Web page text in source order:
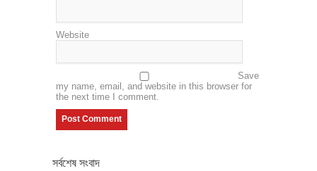
Website
Save
my name, email, and website in this browser for
the next time I comment.
সর্বশেষ সংবাদ